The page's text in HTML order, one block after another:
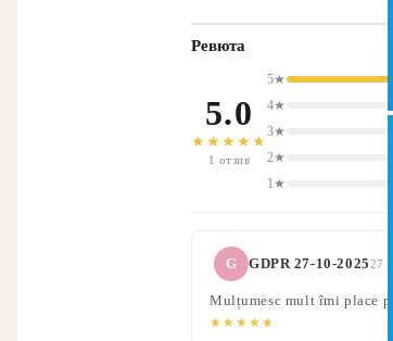
Ревюта
5.0
★★★★★
1 отзив
5★
4★
3★
2★
1★
G GDPR 27-10-202527
Mulțumesc mult îmi place
★★★★★